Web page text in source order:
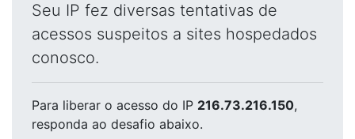
Seu IP fez diversas tentativas de
acessos suspeitos a sites hospedados
conosco.
Para liberar o acesso do IP 216.73.216.150,
responda ao desafio abaixo.